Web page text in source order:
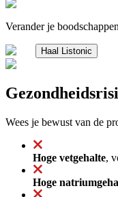
Verander je
Haal Listonic
Wees je bewust van de
Hoge vetgehalte,
Hoge